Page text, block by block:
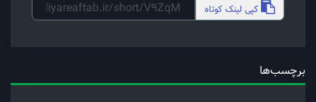
کپی لینک کوتاه
برچسب‌ها